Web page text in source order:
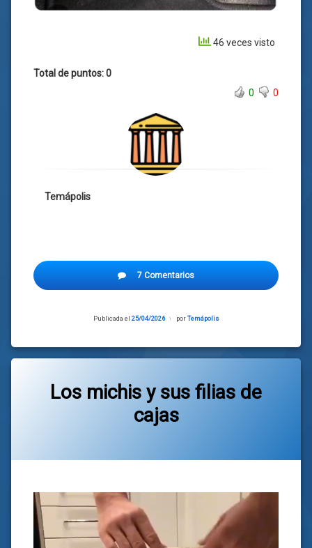
46 veces visto
Total de puntos: 0
0
0
Temápolis
7 Comentarios
Publicada el 25/04/2026
Actualizado
porTemápolis
Los michis y sus filias de
cajas